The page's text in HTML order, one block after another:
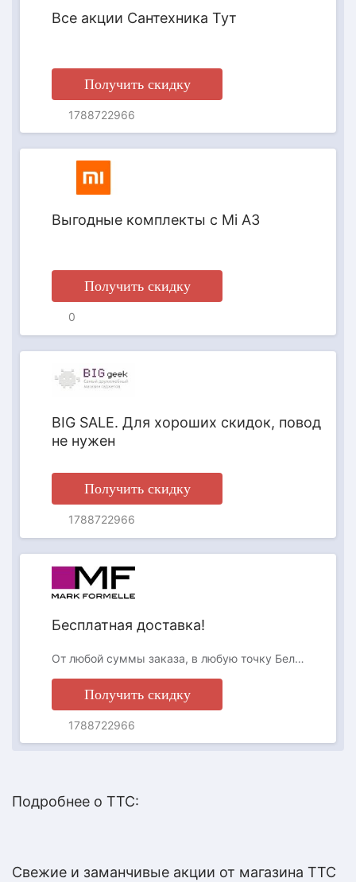
Все акции Сантехника Тут
Получить скидку
1788722966
АКЦИЯ
Выгодные комплекты с Mi A3
Получить скидку
0
АКЦИЯ
BIG SALE. Для хороших скидок, повод
не нужен
Получить скидку
1788722966
АКЦИЯ
Бесплатная доставка!
От любой суммы заказа, в любую точку Беларуси!
Получить скидку
1788722966
Подробнее о ТТС:
Свежие и заманчивые акции от магазина ТТС